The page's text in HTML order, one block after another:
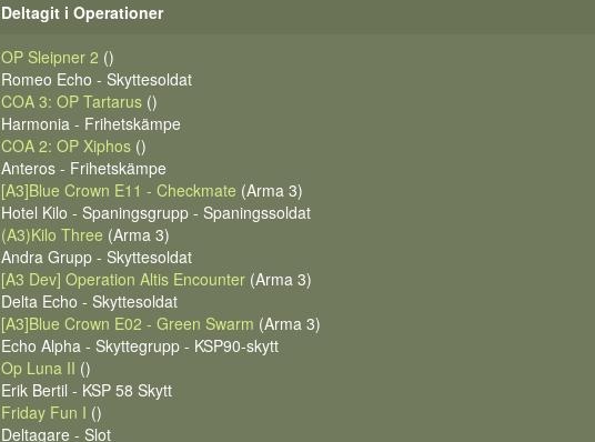
Deltagit i Operationer
OP Sleipner 2 ()
Romeo Echo - Skyttesoldat
COA 3: OP Tartarus ()
Harmonia - Frihetskämpe
COA 2: OP Xiphos ()
Anteros - Frihetskämpe
[A3]Blue Crown E11 - Checkmate (Arma 3)
Hotel Kilo - Spaningsgrupp - Spaningssoldat
(A3)Kilo Three (Arma 3)
Andra Grupp - Skyttesoldat
[A3 Dev] Operation Altis Encounter (Arma 3)
Delta Echo - Skyttesoldat
[A3]Blue Crown E02 - Green Swarm (Arma 3)
Echo Alpha - Skyttegrupp - KSP90-skytt
Op Luna II ()
Erik Bertil - KSP 58 Skytt
Friday Fun I ()
Deltagare - Slot